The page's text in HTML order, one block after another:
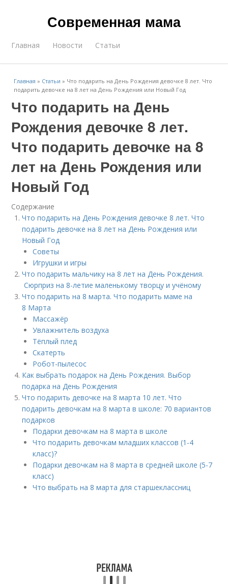
Современная мама
Главная Новости Статьи
Главная » Статьи » Что подарить на День Рождения девочке 8 лет. Что
подарить девочке на 8 лет на День Рождения или Новый Год
Что подарить на День
Рождения девочке 8 лет.
Что подарить девочке на 8
лет на День Рождения или
Новый Год
Содержание
Что подарить на День Рождения девочке 8 лет. Что
подарить девочке на 8 лет на День Рождения или
Новый Год
Советы
Игрушки и игры
Что подарить мальчику на 8 лет на День Рождения.
Сюрприз на 8-летие маленькому творцу и учёному
Что подарить на 8 марта. Что подарить маме на
8 Марта
Массажёр
Увлажнитель воздуха
Тёплый плед
Скатерть
Робот-пылесос
Как выбрать подарок на День Рождения. Выбор
подарка на День Рождения
Что подарить девочке на 8 марта 10 лет. Что
подарить девочкам на 8 марта в школе: 70 вариантов
подарков
Подарки девочкам на 8 марта в школе
Что подарить девочкам младших классов (1-4
класс)?
Подарки девочкам на 8 марта в средней школе (5-7
класс)
Что выбрать на 8 марта для старшеклассниц